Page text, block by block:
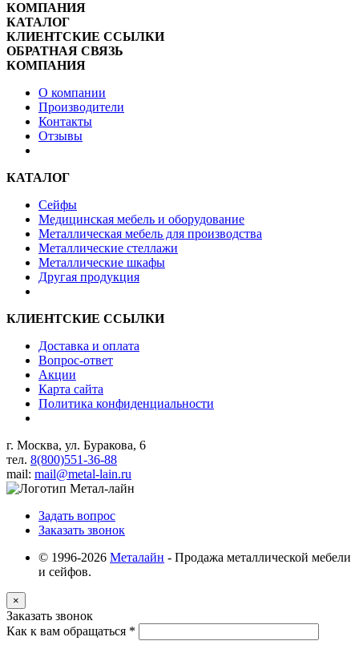
КОМПАНИЯ
КАТАЛОГ
КЛИЕНТСКИЕ ССЫЛКИ
ОБРАТНАЯ СВЯЗЬ
КОМПАНИЯ
О компании
Производители
Контакты
Отзывы
КАТАЛОГ
Сейфы
Медицинская мебель и оборудование
Металлическая мебель для производства
Металлические стеллажи
Металлические шкафы
Другая продукция
КЛИЕНТСКИЕ ССЫЛКИ
Доставка и оплата
Вопрос-ответ
Акции
Карта сайта
Политика конфиденциальности
г. Москва, ул. Буракова, 6
тел. 8(800)551-36-88
mail: mail@metal-lain.ru
Задать вопрос
Заказать звонок
© 1996-2026 Металайн - Продажа металлической мебели
и сейфов.
×
Заказать звонок
Как к вам обращаться *